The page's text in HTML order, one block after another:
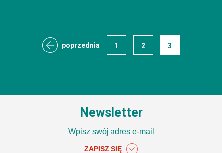
poprzednia 1 2 3
Newsletter
ZAPISZ SIĘ